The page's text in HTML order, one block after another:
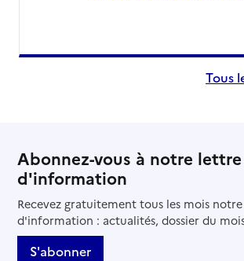
Tous
Abonnez-vous à notre lettre
d'information
Recevez gratuitement tous les mois
d'information : actualités, dossier du
S'abonner